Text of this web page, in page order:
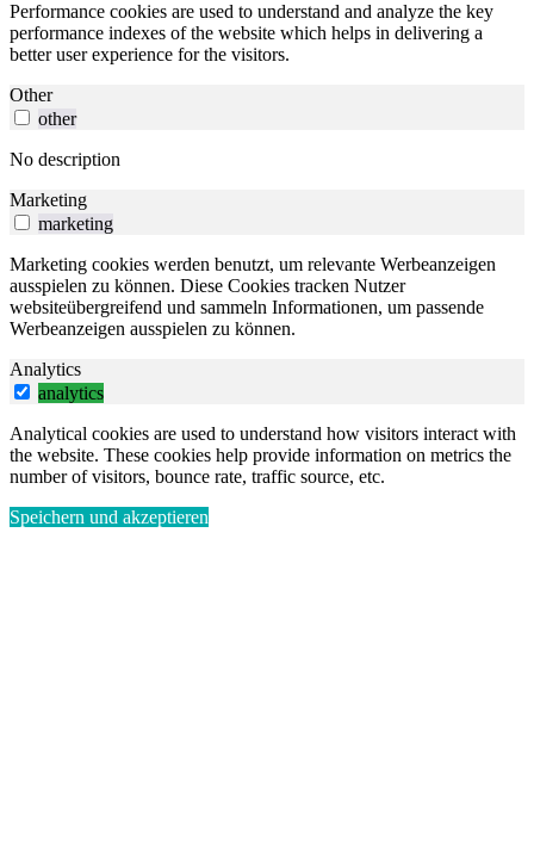
Performance cookies are used to understand and analyze the key
performance indexes of the website which helps in delivering a
better user experience for the visitors.
Other
other
No description
Marketing
marketing
Marketing cookies werden benutzt, um relevante Werbeanzeigen
ausspielen zu können. Diese Cookies tracken Nutzer
websiteübergreifend und sammeln Informationen, um passende
Werbeanzeigen ausspielen zu können.
Analytics
analytics
Analytical cookies are used to understand how visitors interact with
the website. These cookies help provide information on metrics the
number of visitors, bounce rate, traffic source, etc.
Speichern und akzeptieren